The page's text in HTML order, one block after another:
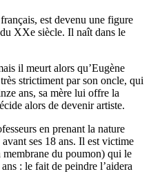
est devenu une figure
XXe siècle. Il naît dans le
il meurt alors qu’Eugène
strictiment par son oncle, qui
ans, sa mère lui offre la
alors de devenir artiste.
en prenant la nature
ses 18 ans. Il est victime
membrane du poumon) qui le
: le fait de peindre l’aidera